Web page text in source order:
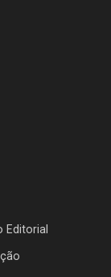
Editorial